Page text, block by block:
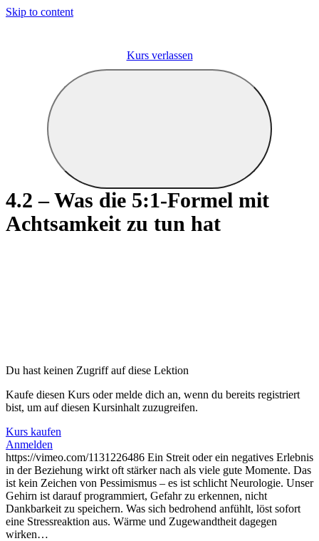
Skip to content
Kurs verlassen
4.2 – Was die 5:1-Formel mit
Achtsamkeit zu tun hat
Du hast keinen Zugriff auf diese Lektion
Kaufe diesen Kurs oder melde dich an, wenn du bereits registriert
bist, um auf diesen Kursinhalt zuzugreifen.
Kurs kaufen
Anmelden
https://vimeo.com/1131226486 Ein Streit oder ein negatives Erlebnis
in der Beziehung wirkt oft stärker nach als viele gute Momente. Das
ist kein Zeichen von Pessimismus – es ist schlicht Neurologie. Unser
Gehirn ist darauf programmiert, Gefahr zu erkennen, nicht
Dankbarkeit zu speichern. Was sich bedrohend anfühlt, löst sofort
eine Stressreaktion aus. Wärme und Zugewandtheit dagegen
wirken…